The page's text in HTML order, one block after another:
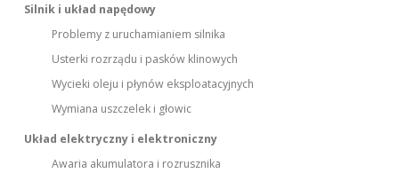
Silnik i układ napędowy
Problemy z uruchamianiem silnika
Usterki rozrządu i pasków klinowych
Wycieki oleju i płynów eksploatacyjnych
Wymiana uszczelek i głowic
Układ elektryczny i elektroniczny
Awaria akumulatora i rozrusznika